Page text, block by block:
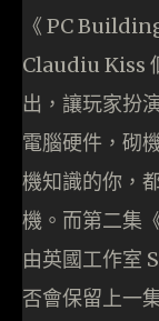
《 PC
Claudiu Kiss
出，讓玩家扮
電腦硬件，砌
機知識的你，
機。而第二集
由英國工作室
否會保留上一